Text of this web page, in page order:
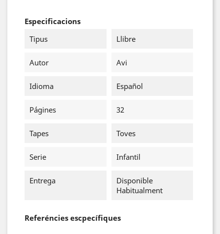
Especificacions
Tipus
Llibre
Autor Avi
Idioma Español
Págines 32
Tapes Toves
Serie Infantil
Entrega
Disponible
Habitualment
Referéncies escpecífiques